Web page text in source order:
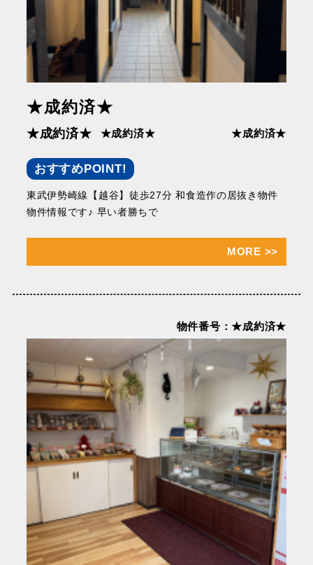
★成約済★
★成約済★ ★成約済★ ★成約済★
おすすめPOINT!
東武伊勢崎線【越谷】徒歩27分 和食造作の居抜き物件
物件情報です♪ 早い者勝ちで
MORE >>
物件番号：★成約済★